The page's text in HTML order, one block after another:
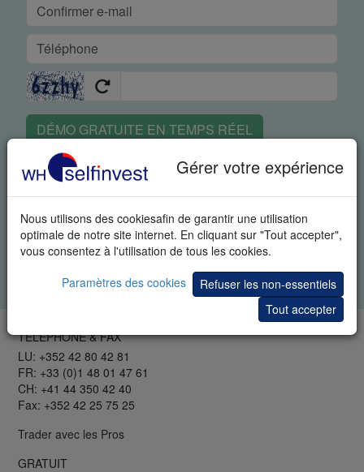
Gérer votre expérience
Nous utilisons des cookiesafin de garantir une utilisation
optimale de notre site internet. En cliquant sur "Tout accepter",
vous consentez à l'utilisation de tous les cookies.
Paramètres des cookies
Refuser les non-essentiels
Tout accepter
DÉMO GRATUITE EN TEMPS RÉEL
En demandant cet article vous reconnaissez spécifiquement
que nous pouvons vous envoyer des informations
supplémentaires sur le trading et des invitations à des
événements portant sur le trading. Vous pouvez à tout moment
vous désabonner de ces informations.
confidentielles.Charte de confidentialité.
TÉLÉPHONE & FAX
LU: +352 42 80 42 81
FR: +33 (0)1 48 01 47 61
CH: +41 44 350 42 40
Fax: +352 42 25 75 25
Trader avec les Pros
GRATUIT